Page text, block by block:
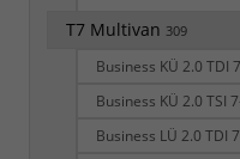
T7 Multivan 309
Business KÜ 2.0 TDI
Business KÜ 2.0 TSI
Business LÜ 2.0 TDI